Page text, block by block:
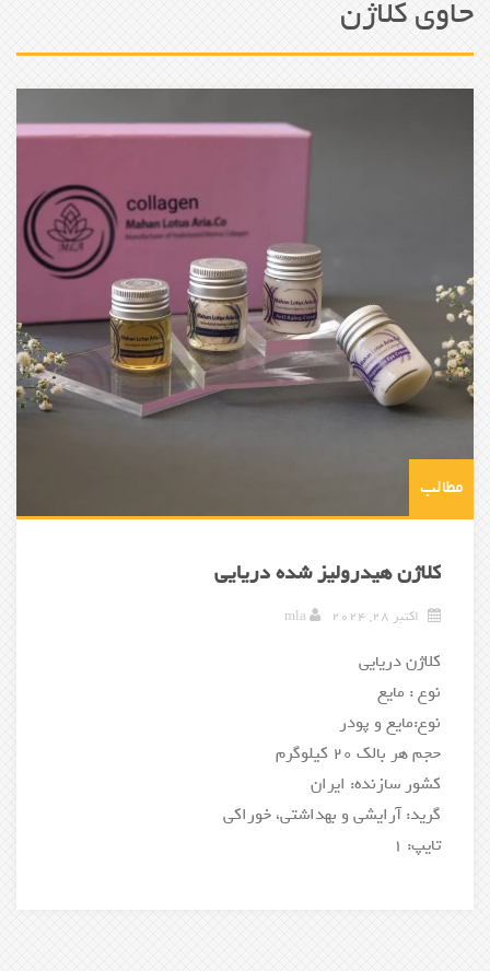
حاوی کلاژن
مطالب
کلاژن هیدرولیز شده دریایی
اکتبر 28, 2024 mla
کلاژن دریایی
نوع : مایع
نوع:مایع و پودر
حجم هر بالک 20 کیلوگرم
کشور سازنده: ایران
گرید: آرایشی و بهداشتی، خوراکی
تایپ: 1